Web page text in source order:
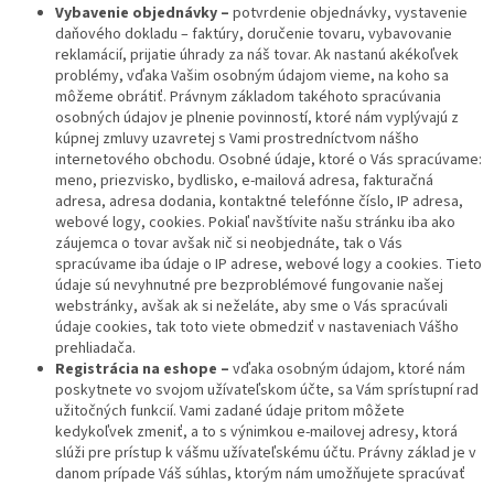
Vybavenie objednávky – potvrdenie objednávky, vystavenie
daňového dokladu – faktúry, doručenie tovaru, vybavovanie
reklamácií, prijatie úhrady za náš tovar. Ak nastanú akékoľvek
problémy, vďaka Vašim osobným údajom vieme, na koho sa
môžeme obrátiť. Právnym základom takéhoto spracúvania
osobných údajov je plnenie povinností, ktoré nám vyplývajú z
kúpnej zmluvy uzavretej s Vami prostredníctvom nášho
internetového obchodu. Osobné údaje, ktoré o Vás spracúvame:
meno, priezvisko, bydlisko, e-mailová adresa, fakturačná
adresa, adresa dodania, kontaktné telefónne číslo, IP adresa,
webové logy, cookies. Pokiaľ navštívite našu stránku iba ako
záujemca o tovar avšak nič si neobjednáte, tak o Vás
spracúvame iba údaje o IP adrese, webové logy a cookies. Tieto
údaje sú nevyhnutné pre bezproblémové fungovanie našej
webstránky, avšak ak si neželáte, aby sme o Vás spracúvali
údaje cookies, tak toto viete obmedziť v nastaveniach Vášho
prehliadača.
Registrácia na eshope – vďaka osobným údajom, ktoré nám
poskytnete vo svojom užívateľskom účte, sa Vám sprístupní rad
užitočných funkcií. Vami zadané údaje pritom môžete
kedykoľvek zmeniť, a to s výnimkou e-mailovej adresy, ktorá
slúži pre prístup k vášmu užívateľskému účtu. Právny základ je v
danom prípade Váš súhlas, ktorým nám umožňujete spracúvať